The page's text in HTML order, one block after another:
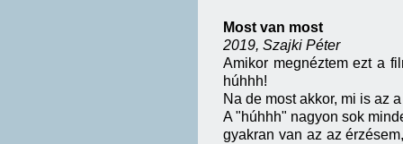
Most van most
2019, Szajki Péter
Amikor megnéztem ezt a
húhhh!
Na de most akkor, mi is az
A "húhhh" nagyon sok
gyakran van az az